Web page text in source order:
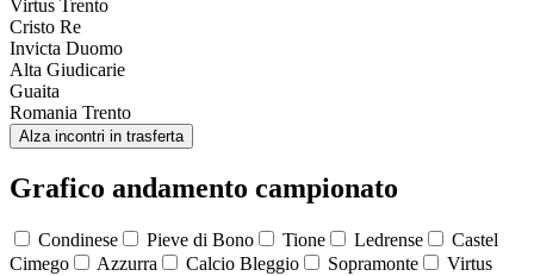
Virtus Trento
Cristo Re
Invicta Duomo
Alta Giudicarie
Guaita
Romania Trento
Alza incontri in trasferta
Grafico andamento campionato
Condinese Pieve di Bono Tione Ledrense
Castel
Cimego
Azzurra Calcio Bleggio Sopramonte
Virtus